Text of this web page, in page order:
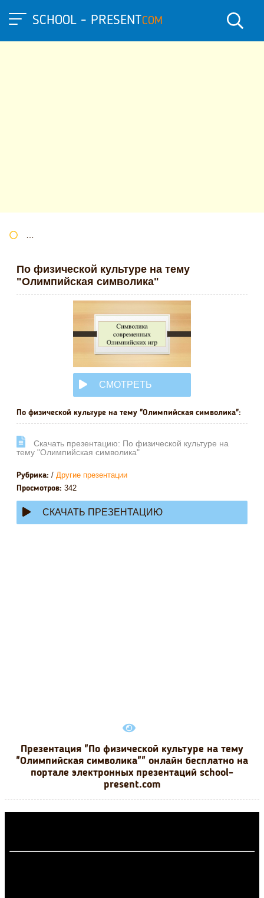
SCHOOL - PRESENTCOM
По физической культуре на тему
"Олимпийская символика"
СМОТРЕТЬ
По физической культуре на тему "Олимпийская символика":
Cкачать презентацию: По физической культуре на
тему "Олимпийская символика"
Рубрика: / Другие презентации
Просмотров: 342
СКАЧАТЬ ПРЕЗЕНТАЦИЮ
Презентация "По физической культуре на тему
"Олимпийская символика"" онлайн бесплатно на
портале электронных презентаций school-
present.com